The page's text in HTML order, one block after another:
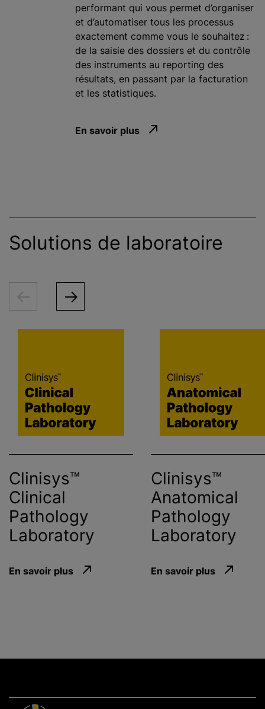
performant qui vous permet d’organiser
et d’automatiser tous les processus
exactement comme vous le souhaitez :
de la saisie des dossiers et du contrôle
des instruments au reporting des
résultats, en passant par la facturation
et les statistiques.
En savoir plus
Solutions de laboratoire
Clinisys™
Clinical
Pathology
Laboratory
En savoir plus
Clinisys™
Anatomical
Pathology
Laboratory
En savoir plus